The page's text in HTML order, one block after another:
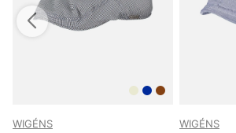
WIGÉNS WIGÉNS